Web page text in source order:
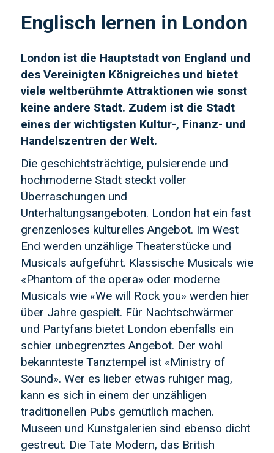
Englisch lernen in London
London ist die Hauptstadt von England und
des Vereinigten Königreiches und bietet
viele weltberühmte Attraktionen wie sonst
keine andere Stadt. Zudem ist die Stadt
eines der wichtigsten Kultur-, Finanz- und
Handelszentren der Welt.
Die geschichtsträchtige, pulsierende und
hochmoderne Stadt steckt voller
Überraschungen und
Unterhaltungsangeboten. London hat ein fast
grenzenloses kulturelles Angebot. Im West
End werden unzählige Theaterstücke und
Musicals aufgeführt. Klassische Musicals wie
«Phantom of the opera» oder moderne
Musicals wie «We will Rock you» werden hier
über Jahre gespielt. Für Nachtschwärmer
und Partyfans bietet London ebenfalls ein
schier unbegrenztes Angebot. Der wohl
bekannteste Tanztempel ist «Ministry of
Sound». Wer es lieber etwas ruhiger mag,
kann es sich in einem der unzähligen
traditionellen Pubs gemütlich machen.
Museen und Kunstgalerien sind ebenso dicht
gestreut. Die Tate Modern, das British